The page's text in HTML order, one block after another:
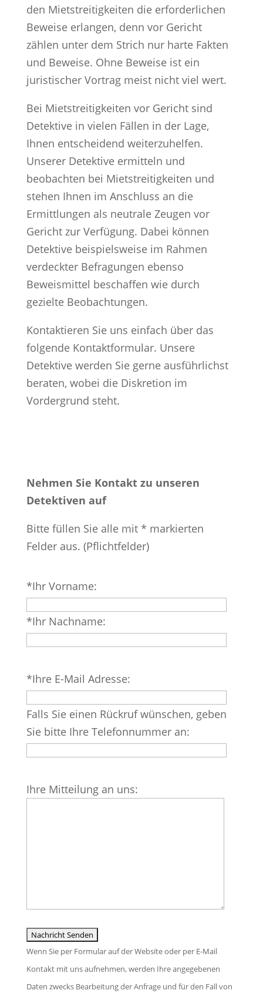
den Mietstreitigkeiten die erforderlichen
Beweise erlangen, denn vor Gericht
zählen unter dem Strich nur harte Fakten
und Beweise. Ohne Beweise ist ein
juristischer Vortrag meist nicht viel wert.
Bei Mietstreitigkeiten vor Gericht sind
Detektive in vielen Fällen in der Lage,
Ihnen entscheidend weiterzuhelfen.
Unserer Detektive ermitteln und
beobachten bei Mietstreitigkeiten und
stehen Ihnen im Anschluss an die
Ermittlungen als neutrale Zeugen vor
Gericht zur Verfügung. Dabei können
Detektive beispielsweise im Rahmen
verdeckter Befragungen ebenso
Beweismittel beschaffen wie durch
gezielte Beobachtungen.
Kontaktieren Sie uns einfach über das
folgende Kontaktformular. Unsere
Detektive werden Sie gerne ausführlichst
beraten, wobei die Diskretion im
Vordergrund steht.
Nehmen Sie Kontakt zu unseren
Detektiven auf
Bitte füllen Sie alle mit * markierten
Felder aus. (Pflichtfelder)
lasse
dieses
Feld
leer.
*Ihr Vorname:
*Ihr Nachname:
lasse
dieses
Feld
leer.
*Ihre E-Mail Adresse:
Falls Sie einen Rückruf wünschen, geben
Sie bitte Ihre Telefonnummer an:
lasse
Ihre Mitteilung an uns:
Wenn Sie per Formular auf der Website oder per E-Mail
Kontakt mit uns aufnehmen, werden Ihre angegebenen
Daten zwecks Bearbeitung der Anfrage und für den Fall von